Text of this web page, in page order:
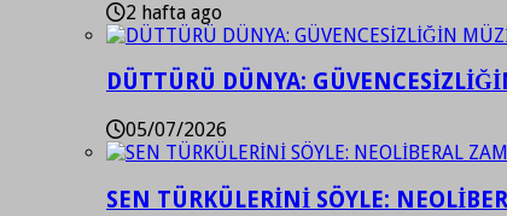
2 hafta ago
DÜTTÜRÜ DÜNYA:
05/07/2026
SEN TÜRKÜLERİNİ SÖYLE: